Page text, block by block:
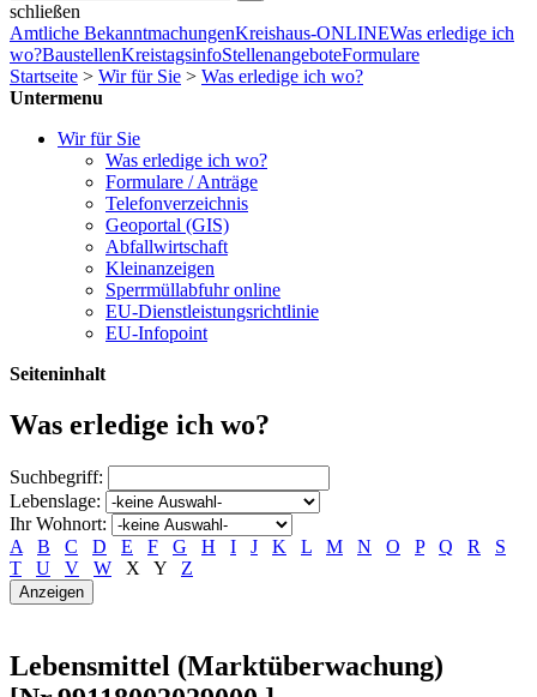
schließen
Amtliche BekanntmachungenKreishaus-ONLINEWas erledige ich
wo?BaustellenKreistagsinfoStellenangeboteFormulare
Startseite > Wir für Sie > Was erledige ich wo?
Untermenu
Wir für Sie
Was erledige ich wo?
Formulare / Anträge
Telefonverzeichnis
Geoportal (GIS)
Abfallwirtschaft
Kleinanzeigen
Sperrmüllabfuhr online
EU-Dienstleistungsrichtlinie
EU-Infopoint
Seiteninhalt
Was erledige ich wo?
Suchbegriff:
Lebenslage:
Ihr Wohnort:
A
B C D E F G H I J K L M N O P Q R
S
T
U V W X Y Z
Lebensmittel (Marktüberwachung)